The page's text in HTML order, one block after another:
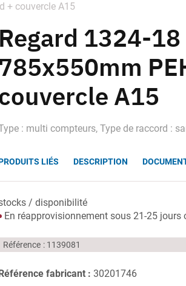
+ couvercle A15
Regard 1324-
785x550mm
A15
: multi compteurs, Type de raccord :
LIÉS DESCRIPTION
/ disponibilité
En réapprovisionnement sous 21-25 jours
Référence 1139081
fabricant : 30201746